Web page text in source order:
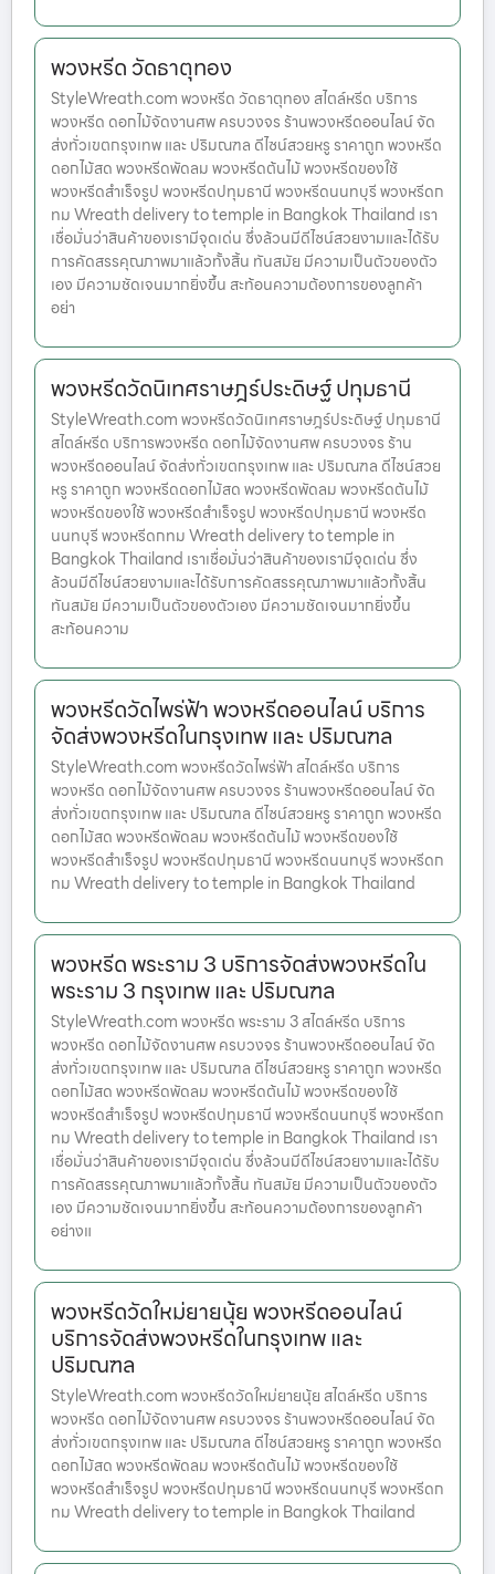
พวงหรีด วัดธาตุทอง
StyleWreath.com พวงหรีด วัดธาตุทอง สไตล์หรีด บริการ
พวงหรีด ดอกไม้จัดงานศพ ครบวงจร ร้านพวงหรีดออนไลน์ จัด
ส่งทั่วเขตกรุงเทพ และ ปริมณฑล ดีไซน์สวยหรู ราคาถูก พวงหรีด
ดอกไม้สด พวงหรีดพัดลม พวงหรีดต้นไม้ พวงหรีดของใช้
พวงหรีดสำเร็จรูป พวงหรีดปทุมธานี พวงหรีดนนทบุรี พวงหรีดก
ทม Wreath delivery to temple in Bangkok Thailand เรา
เชื่อมั่นว่าสินค้าของเรามีจุดเด่น ซึ่งล้วนมีดีไซน์สวยงามและได้รับ
การคัดสรรคุณภาพมาแล้วทั้งสิ้น ทันสมัย มีความเป็นตัวของตัว
เอง มีความชัดเจนมากยิ่งขึ้น สะท้อนความต้องการของลูกค้า
อย่า
พวงหรีดวัดนิเทศราษฎร์ประดิษฐ์ ปทุมธานี
StyleWreath.com พวงหรีดวัดนิเทศราษฎร์ประดิษฐ์ ปทุมธานี
สไตล์หรีด บริการพวงหรีด ดอกไม้จัดงานศพ ครบวงจร ร้าน
พวงหรีดออนไลน์ จัดส่งทั่วเขตกรุงเทพ และ ปริมณฑล ดีไซน์สวย
หรู ราคาถูก พวงหรีดดอกไม้สด พวงหรีดพัดลม พวงหรีดต้นไม้
พวงหรีดของใช้ พวงหรีดสำเร็จรูป พวงหรีดปทุมธานี พวงหรีด
นนทบุรี พวงหรีดกทม Wreath delivery to temple in
Bangkok Thailand เราเชื่อมั่นว่าสินค้าของเรามีจุดเด่น ซึ่ง
ล้วนมีดีไซน์สวยงามและได้รับการคัดสรรคุณภาพมาแล้วทั้งสิ้น
ทันสมัย มีความเป็นตัวของตัวเอง มีความชัดเจนมากยิ่งขึ้น
สะท้อนความ
พวงหรีดวัดไพร่ฟ้า พวงหรีดออนไลน์ บริการ
จัดส่งพวงหรีดในกรุงเทพ และ ปริมณฑล
StyleWreath.com พวงหรีดวัดไพร่ฟ้า สไตล์หรีด บริการ
พวงหรีด ดอกไม้จัดงานศพ ครบวงจร ร้านพวงหรีดออนไลน์ จัด
ส่งทั่วเขตกรุงเทพ และ ปริมณฑล ดีไซน์สวยหรู ราคาถูก พวงหรีด
ดอกไม้สด พวงหรีดพัดลม พวงหรีดต้นไม้ พวงหรีดของใช้
พวงหรีดสำเร็จรูป พวงหรีดปทุมธานี พวงหรีดนนทบุรี พวงหรีดก
ทม Wreath delivery to temple in Bangkok Thailand
พวงหรีด พระราม 3 บริการจัดส่งพวงหรีดใน
พระราม 3 กรุงเทพ และ ปริมณฑล
StyleWreath.com พวงหรีด พระราม 3 สไตล์หรีด บริการ
พวงหรีด ดอกไม้จัดงานศพ ครบวงจร ร้านพวงหรีดออนไลน์ จัด
ส่งทั่วเขตกรุงเทพ และ ปริมณฑล ดีไซน์สวยหรู ราคาถูก พวงหรีด
ดอกไม้สด พวงหรีดพัดลม พวงหรีดต้นไม้ พวงหรีดของใช้
พวงหรีดสำเร็จรูป พวงหรีดปทุมธานี พวงหรีดนนทบุรี พวงหรีดก
ทม Wreath delivery to temple in Bangkok Thailand เรา
เชื่อมั่นว่าสินค้าของเรามีจุดเด่น ซึ่งล้วนมีดีไซน์สวยงามและได้รับ
การคัดสรรคุณภาพมาแล้วทั้งสิ้น ทันสมัย มีความเป็นตัวของตัว
เอง มีความชัดเจนมากยิ่งขึ้น สะท้อนความต้องการของลูกค้า
อย่างแ
พวงหรีดวัดใหม่ยายนุ้ย พวงหรีดออนไลน์
บริการจัดส่งพวงหรีดในกรุงเทพ และ
ปริมณฑล
StyleWreath.com พวงหรีดวัดใหม่ยายนุ้ย สไตล์หรีด บริการ
พวงหรีด ดอกไม้จัดงานศพ ครบวงจร ร้านพวงหรีดออนไลน์ จัด
ส่งทั่วเขตกรุงเทพ และ ปริมณฑล ดีไซน์สวยหรู ราคาถูก พวงหรีด
ดอกไม้สด พวงหรีดพัดลม พวงหรีดต้นไม้ พวงหรีดของใช้
พวงหรีดสำเร็จรูป พวงหรีดปทุมธานี พวงหรีดนนทบุรี พวงหรีดก
ทม Wreath delivery to temple in Bangkok Thailand